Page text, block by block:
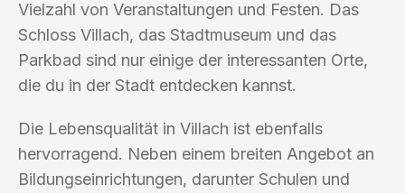
Vielzahl von Veranstaltungen und Festen. Das
Schloss Villach, das Stadtmuseum und das
Parkbad sind nur einige der interessanten Orte,
die du in der Stadt entdecken kannst.
Die Lebensqualität in Villach ist ebenfalls
hervorragend. Neben einem breiten Angebot an
Bildungseinrichtungen, darunter Schulen und